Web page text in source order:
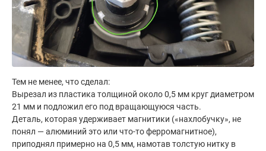
Тем не менее, что сделал:
Вырезал из пластика толщиной около 0,5 мм круг диаметром
21 мм и подложил его под вращающуюся часть.
Деталь, которая удерживает магнитики («нахлобучку», не
понял — алюминий это или что-то ферромагнитное),
приподнял примерно на 0,5 мм, намотав толстую нитку в